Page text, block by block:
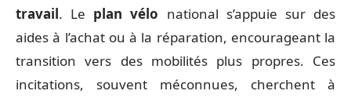
travail. Le plan vélo national s’appuie sur des
aides à l’achat ou à la réparation, encourageant la
transition vers des mobilités plus propres. Ces
incitations, souvent méconnues, cherchent à